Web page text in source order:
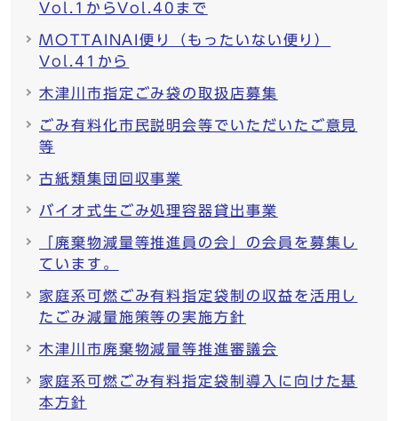
Vol.1からVol.40まで
MOTTAINAI便り（もったいない便り）
Vol.41から
木津川市指定ごみ袋の取扱店募集
ごみ有料化市民説明会等でいただいたご意見
等
古紙類集団回収事業
バイオ式生ごみ処理容器貸出事業
「廃棄物減量等推進員の会」の会員を募集し
ています。
家庭系可燃ごみ有料指定袋制の収益を活用し
たごみ減量施策等の実施方針
木津川市廃棄物減量等推進審議会
家庭系可燃ごみ有料指定袋制導入に向けた基
本方針